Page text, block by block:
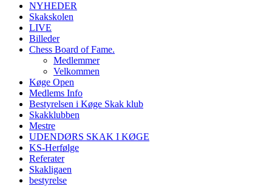
NYHEDER
Skakskolen
LIVE
Billeder
Chess Board of Fame.
Medlemmer
Velkommen
Køge Open
Medlems Info
Bestyrelsen i Køge Skak klub
Skakklubben
Mestre
UDENDØRS SKAK I KØGE
KS-Herfølge
Referater
Skakligaen
bestyrelse